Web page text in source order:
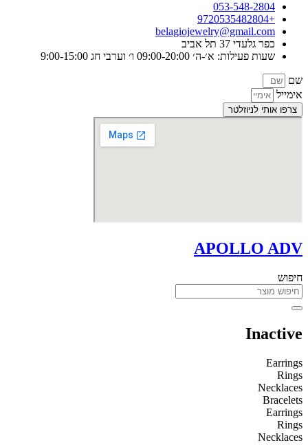
053-548-2804
+9720535482804
belagiojewelry@gmail.com
כפר גלעדי 37 תל אביב
שעות פעילות: א׳-ה׳ 09:00-20:00 ו׳ וערבי חג 9:00-15:00
שם
אימייל
צרפו אותי לניוזלטר
APOLLO ADV
חיפוש
Inactive
Earrings
Rings
Necklaces
Bracelets
Earrings
Rings
Necklaces